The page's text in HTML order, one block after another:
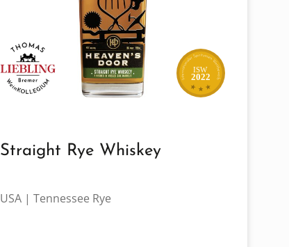
2022
ISW
Straight Rye Whiskey
USA | Tennessee Rye